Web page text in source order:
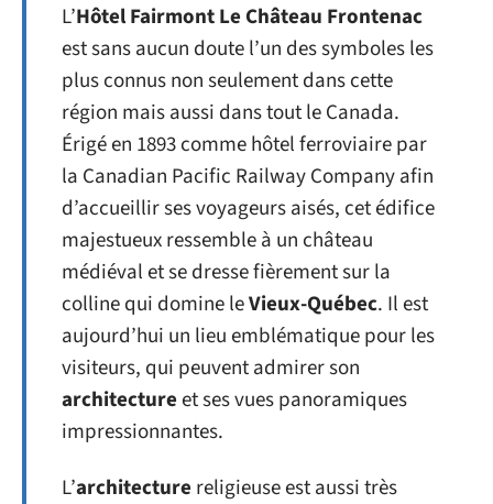
L’Hôtel Fairmont Le Château Frontenac
est sans aucun doute l’un des symboles les
plus connus non seulement dans cette
région mais aussi dans tout le Canada.
Érigé en 1893 comme hôtel ferroviaire par
la Canadian Pacific Railway Company afin
d’accueillir ses voyageurs aisés, cet édifice
majestueux ressemble à un château
médiéval et se dresse fièrement sur la
colline qui domine leVieux-Québec. Il est
aujourd’hui un lieu emblématique pour les
visiteurs, qui peuvent admirer son
architectureet ses vues panoramiques
impressionnantes.
L’architecture religieuse est aussi très